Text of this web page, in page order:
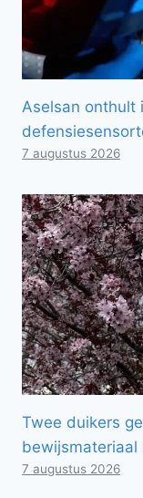
Aselsan onthult
7 augustus 2026
Twee duikers
7 augustus 2026